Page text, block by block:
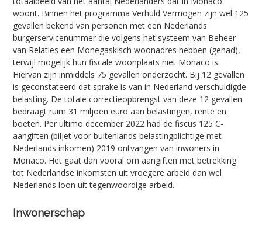
woont. Binnen het programma Verhuld Vermogen zijn wel 125
gevallen bekend van personen met een Nederlands
burgerservicenummer die volgens het systeem van Beheer
van Relaties een Monegaskisch woonadres hebben (gehad),
terwijl mogelijk hun fiscale woonplaats niet Monaco is.
Hiervan zijn inmiddels 75 gevallen onderzocht. Bij 12 gevallen
is geconstateerd dat sprake is van in Nederland verschuldigde
belasting. De totale correctieopbrengst van deze 12 gevallen
bedraagt ruim 31 miljoen euro aan belastingen, rente en
boeten. Per ultimo december 2022 had de fiscus 125 C-
aangiften (biljet voor buitenlands belastingplichtige met
Nederlands inkomen) 2019 ontvangen van inwoners in
Monaco. Het gaat dan vooral om aangiften met betrekking
tot Nederlandse inkomsten uit vroegere arbeid dan wel
Nederlands loon uit tegenwoordige arbeid.
Inwonerschap